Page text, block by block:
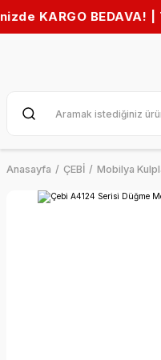
| Tüm
Anasayfa ÇEBİ Mobilya